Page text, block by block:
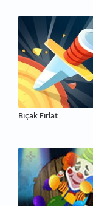
Bıçak Fırlat